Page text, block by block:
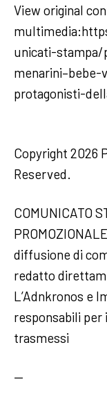
View original
unicati-
protagonisti-
Copyright 2026
Reserved.
COMUNICATO
diffusione di
redatto
L’Adnkronos e
responsabili
trasmessi
—